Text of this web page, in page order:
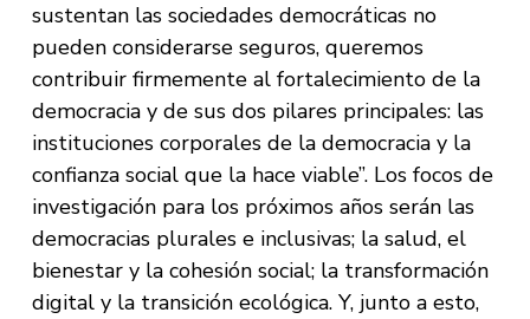
sustentan las sociedades democráticas no
pueden considerarse seguros, queremos
contribuir firmemente al fortalecimiento de la
democracia y de sus dos pilares principales: las
instituciones corporales de la democracia y la
confianza social que la hace viable”. Los focos de
investigación para los próximos años serán las
democracias plurales e inclusivas; la salud, el
bienestar y la cohesión social; la transformación
digital y la transición ecológica. Y, junto a esto,